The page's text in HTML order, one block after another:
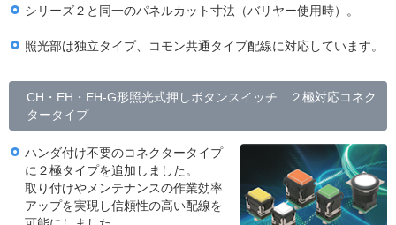
シリーズ２と同一のパネルカット寸法（バリヤー使用時）。
照光部は独立タイプ、コモン共通タイプ配線に対応しています。
CH・EH・EH-G形照光式押しボタンスイッチ ２極対応コネク
タータイプ
ハンダ付け不要のコネクタータイプ
に２極タイプを追加しました。
取り付けやメンテナンスの作業効率
アップを実現し信頼性の高い配線を